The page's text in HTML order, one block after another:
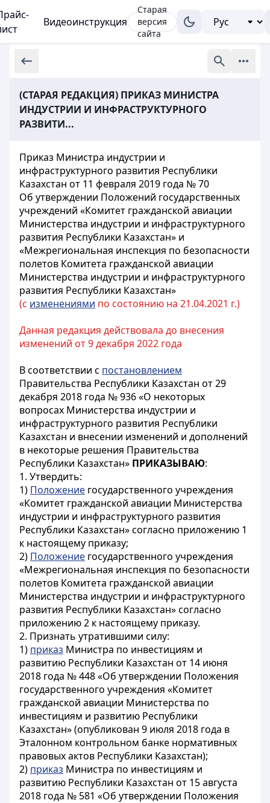
Видеоинструкция
Старая
версия
сайта
(СТАРАЯ РЕДАКЦИЯ) ПРИКАЗ МИНИСТРА
ИНДУСТРИИ И ИНФРАСТРУКТУРНОГО
РАЗВИТИ...
Приказ Министра индустрии и
инфраструктурного развития Республики
Казахстан от 11 февраля 2019 года № 70
Об утверждении Положений государственных
учреждений «Комитет гражданской авиации
Министерства индустрии и инфраструктурного
развития Республики Казахстан» и
«Межрегиональная инспекция по безопасности
полетов Комитета гражданской авиации
Министерства индустрии и инфраструктурного
развития Республики Казахстан»
(с изменениями по состоянию на 21.04.2021 г.)
Данная редакция действовала до внесения
изменений от 9 декабря 2022 года
В соответствии с постановлением
Правительства Республики Казахстан от 29
декабря 2018 года № 936 «О некоторых
вопросах Министерства индустрии и
инфраструктурного развития Республики
Казахстан и внесении изменений и дополнений
в некоторые решения Правительства
Республики Казахстан» ПРИКАЗЫВАЮ:
1. Утвердить:
1) Положение государственного учреждения
«Комитет гражданской авиации Министерства
индустрии и инфраструктурного развития
Республики Казахстан» согласно приложению 1
к настоящему приказу;
2) Положение государственного учреждения
«Межрегиональная инспекция по безопасности
полетов Комитета гражданской авиации
Министерства индустрии и инфраструктурного
развития Республики Казахстан» согласно
приложению 2 к настоящему приказу.
2. Признать утратившими силу:
1) приказ Министра по инвестициям и
развитию Республики Казахстан от 14 июня
2018 года № 448 «Об утверждении Положения
государственного учреждения «Комитет
гражданской авиации Министерства по
инвестициям и развитию Республики
Казахстан» (опубликован 9 июля 2018 года в
Эталонном контрольном банке нормативных
правовых актов Республики Казахстан);
2) приказ Министра по инвестициям и
развитию Республики Казахстан от 15 августа
2018 года № 581 «Об утверждении Положения